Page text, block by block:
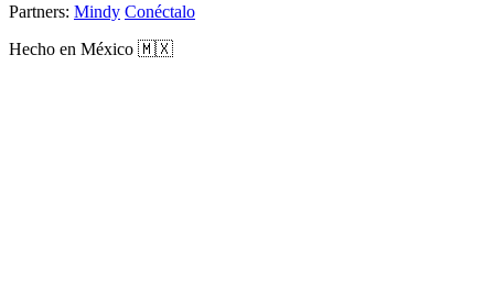
Partners: Mindy Conéctalo
Hecho en México 🇲🇽